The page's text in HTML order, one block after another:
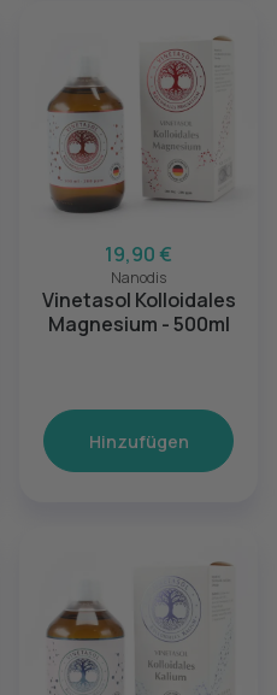
19,90 €
Nanodis
Vinetasol Kolloidales
Magnesium - 500ml
Hinzufügen